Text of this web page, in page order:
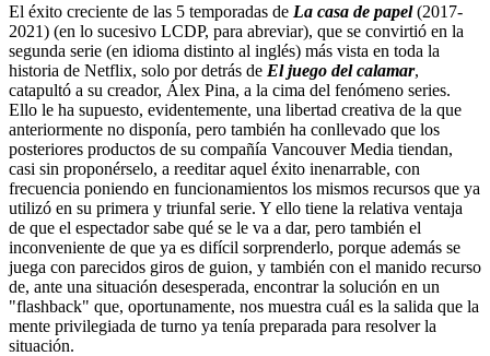
El éxito creciente de las 5 temporadas de La casa de papel(2017-
2021) (en lo sucesivo LCDP, para abreviar), que se convirtió en la
segunda serie (en idioma distinto al inglés) más vista en toda la
historia de Netflix, solo por detrás de El juego del calamar,
catapultó a su creador, Álex Pina, a la cima del fenómeno series.
Ello le ha supuesto, evidentemente, una libertad creativa de la que
anteriormente no disponía, pero también ha conllevado que los
posteriores productos de su compañía Vancouver Media tiendan,
casi sin proponérselo, a reeditar aquel éxito inenarrable, con
frecuencia poniendo en funcionamientos los mismos recursos que ya
utilizó en su primera y triunfal serie. Y ello tiene la relativa ventaja
de que el espectador sabe qué se le va a dar, pero también el
inconveniente de que ya es difícil sorprenderlo, porque además se
juega con parecidos giros de guion, y también con el manido recurso
de, ante una situación desesperada, encontrar la solución en un
"flashback" que, oportunamente, nos muestra cuál es la salida que la
mente privilegiada de turno ya tenía preparada para resolver la
situación.